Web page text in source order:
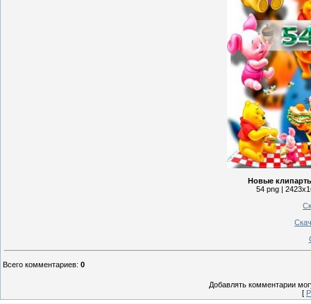
Новые
54 png |
Всего комментариев: 0
Добавлять комментарии
[